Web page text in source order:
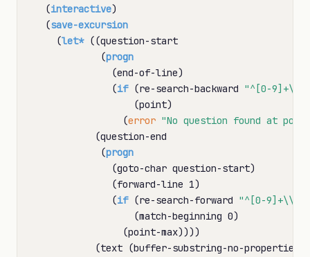
  (
interactive)
  (
save-excursion
    (
let* ((question-start
            (
progn
              (end-of-line)
              (
if (re-search-backward "^[0-9]+\\."
                  (point)
                (
error "No question found at
           (question-end
            (
progn
              (goto-char question-start)
              (forward-line 1)
              (
if (re-search-forward "^[0-9]+\\."
                  (match-beginning 0)
                (point-max))))
(text (buffer-substring-no-properties